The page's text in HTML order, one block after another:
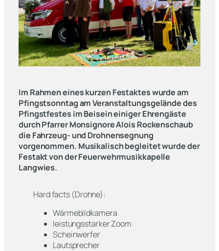
Im Rahmen eines kurzen Festaktes wurde am
Pfingstsonntag am Veranstaltungsgelände des
Pfingstfestes im Beisein einiger Ehrengäste
durch Pfarrer Monsignore Alois Rockenschaub
die Fahrzeug- und Drohnensegnung
vorgenommen. Musikalisch begleitet wurde der
Festakt von der Feuerwehrmusikkapelle
Langwies.
Hard facts (Drohne):
Wärmebildkamera
leistungsstarker Zoom
Scheinwerfer
Lautsprecher